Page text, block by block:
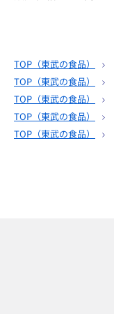
TOP（東武の食品）
TOP（東武の食品）
TOP（東武の食品）
TOP（東武の食品）
TOP（東武の食品）